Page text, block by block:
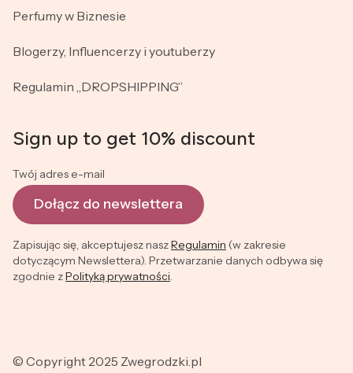
Perfumy w Biznesie
Blogerzy, Influencerzy i youtuberzy
Regulamin „DROPSHIPPING”
Sign up to get 10% discount
Twój adres e-mail
Dołącz do newslettera
Zapisując się, akceptujesz naszRegulamin (w zakresie
dotyczącym Newslettera). Przetwarzanie danych odbywa się
zgodnie zPolityką prywatności
© Copyright 2025 Zwegrodzki.pl